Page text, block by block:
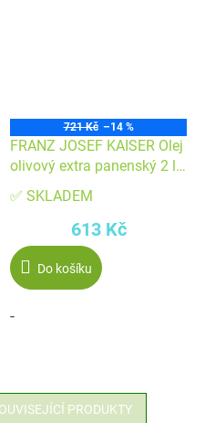
721 Kč –14 %
FRANZ JOSEF KAISER Olej
olivový extra panenský 2 l
PET
✅ SKLADEM
613 Kč
Do košíku
-
PRODUKTY